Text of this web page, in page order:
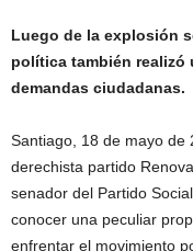
Luego de la explosión
política también realizó
demandas ciudadanas.
Santiago, 18 de mayo de
derechista partido
senador del Partido
conocer una peculiar
enfrentar el movimiento